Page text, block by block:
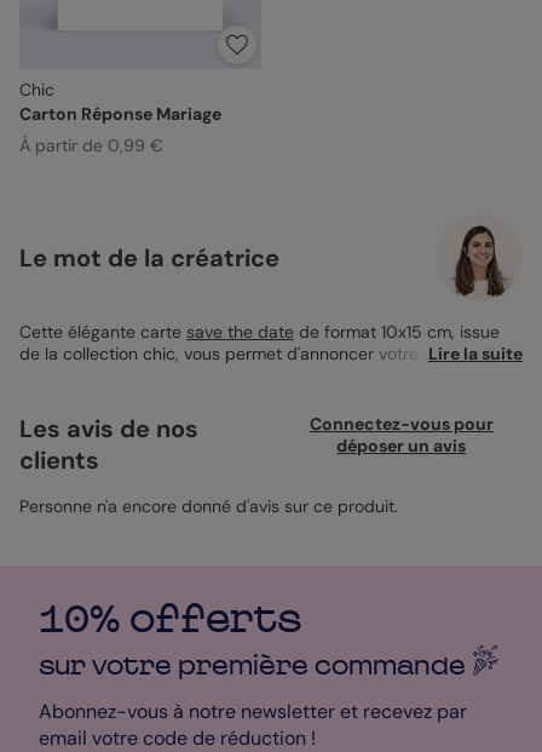
Chic
Carton Réponse Mariage
À partir de 0,99 €
Le mot de la créatrice
Cette élégante carte save the date de format 10x15 cm, issue
de la collection chic, vous permet d'annoncer votre grand jour
façon unique. La finition satiné pelliculé met en valeur vos
images tandis que les coins arrondis apportent une touche de
douceur. Idéalement accompagné d'une enveloppe bleu marine,
votre image. Simple à créer, libre de le faire.
Lire la suite
Les avis de nos
clients
Connectez-vous pour
déposer un avis
Personne n'a encore donné d'avis sur ce produit.
10% offerts
sur votre première commande
Abonnez-vous à notre newsletter et recevez par
email votre code de réduction !